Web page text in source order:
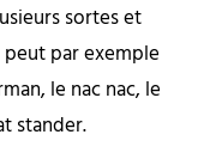
sortes et
par exemple
le nac nac, le
stander.